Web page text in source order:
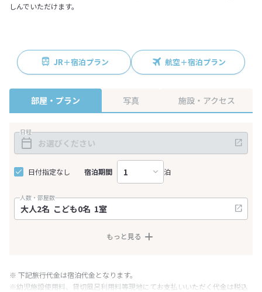
しんでいただけます。
JR＋宿泊プラン 航空＋宿泊プラン
部屋・プラン 写真 施設・アクセス
日程
日付指定なし 宿泊期間 泊
人数・部屋数
もっと見る
※ 下記旅行代金は宿泊代金となります。
※幼児施設使用料、貸切風呂利用料等現地にてお支払いいただく代金は税込